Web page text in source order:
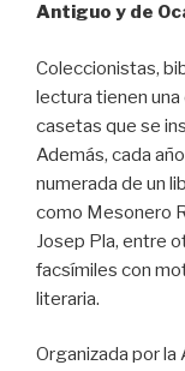
Antiguo y de
Coleccionistas,
lectura tienen
casetas que se
Además, cada
numerada de un
como Mesonero
Josep Pla, entre
facsímiles con
literaria.
Organizada por